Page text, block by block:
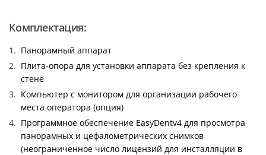
Комплектация:
Панорамный аппарат
Плита-опора для установки аппарата без крепления к
стене
Компьютер с монитором для организации рабочего
места оператора (опция)
Программное обеспечение EasyDentv4 для просмотра
панорамных и цефалометрических снимков
(неограниченное число лицензий для инсталляции в